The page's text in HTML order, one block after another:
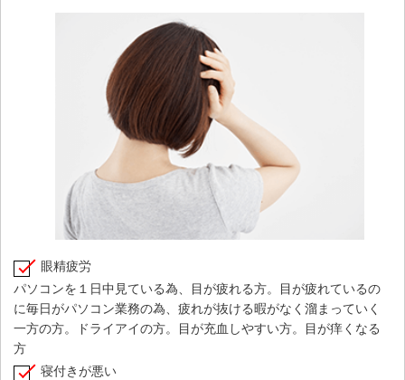
眼精疲労
パソコンを１日中見ている為、目が疲れる方。目が疲れているの
に毎日がパソコン業務の為、疲れが抜ける暇がなく溜まっていく
一方の方。ドライアイの方。目が充血しやすい方。目が痒くなる
方
寝付きが悪い